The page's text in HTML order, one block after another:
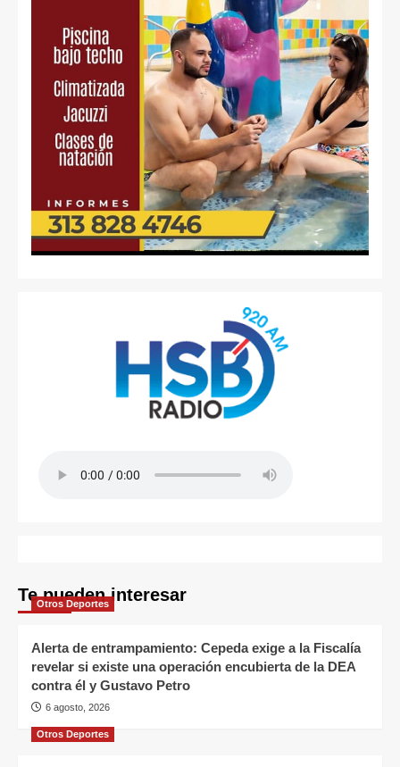
Te pueden interesar
Otros Deportes
Alerta de entrampamiento: Cepeda exige a la Fiscalía
revelar si existe una operación encubierta de la DEA
contra él y Gustavo Petro
6 agosto, 2026
Otros Deportes